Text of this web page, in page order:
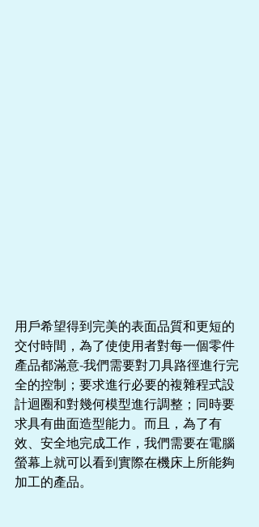
用戶希望得到完美的表面品質和更短的
交付時間，為了使使用者對每一個零件
產品都滿意-我們需要對刀具路徑進行完
全的控制；要求進行必要的複雜程式設
計迴圈和對幾何模型進行調整；同時要
求具有曲面造型能力。而且，為了有
效、安全地完成工作，我們需要在電腦
螢幕上就可以看到實際在機床上所能夠
加工的產品。